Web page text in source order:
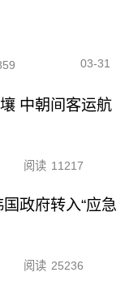
03-31
中朝间客运航
阅读 11217
政府转入“应急
阅读 25236